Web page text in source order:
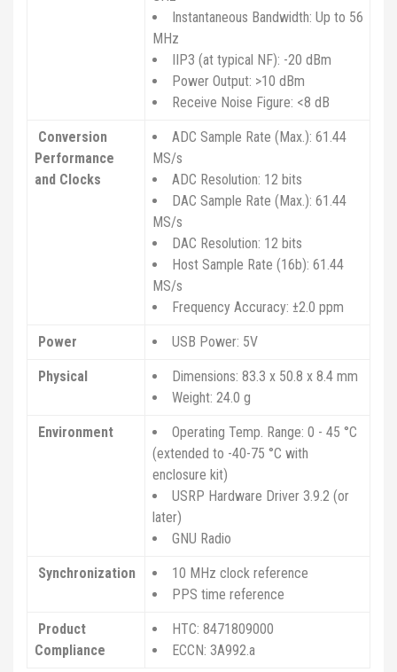
Instantaneous Bandwidth: Up to 56
MHz
IIP3 (at typical NF): -20 dBm
Power Output: >10 dBm
Receive Noise Figure: <8 dB
Conversion
Performance
and Clocks
ADC Sample Rate (Max.): 61.44
MS/s
ADC Resolution: 12 bits
DAC Sample Rate (Max.): 61.44
MS/s
DAC Resolution: 12 bits
Host Sample Rate (16b): 61.44
MS/s
Frequency Accuracy: ±2.0 ppm
Power USB Power: 5V
Physical
Dimensions: 83.3 x 50.8 x 8.4 mm
Weight: 24.0 g
Environment Operating Temp. Range: 0 - 45 °C
(extended to -40-75 °C with
enclosure kit)
USRP Hardware Driver 3.9.2 (or
later)
GNU Radio
Synchronization
10 MHz clock reference
PPS time reference
Product
Compliance
HTC: 8471809000
ECCN: 3A992.a